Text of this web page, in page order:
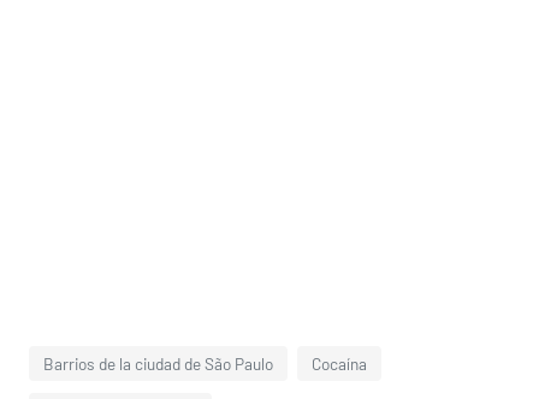
Barrios de la ciudad de São Paulo Cocaína